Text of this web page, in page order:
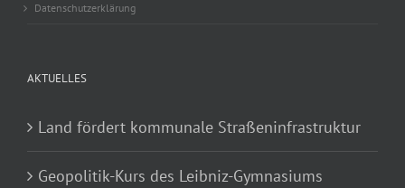
Datenschutzerklärung
AKTUELLES
Land fördert kommunale Straßeninfrastruktur
Geopolitik-Kurs des Leibniz-Gymnasiums